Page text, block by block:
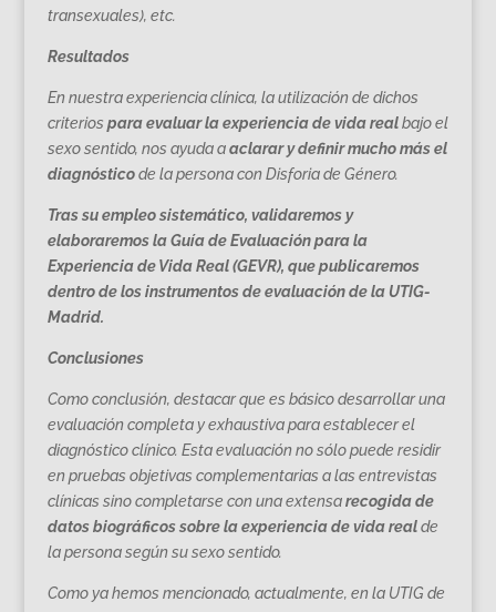
transexuales), etc.
Resultados
En nuestra experiencia clínica, la utilización de dichos
criterios para evaluar la experiencia de vida realbajo el
sexo sentido, nos ayuda aaclarar y definir mucho más el
diagnósticode la persona con Disforia de Género.
Tras su empleo sistemático, validaremos y
elaboraremos la Guía de Evaluación para la
Experiencia de Vida Real (GEVR), que publicaremos
dentro de los instrumentos de evaluación de la UTIG-
Madrid.
Conclusiones
Como conclusión, destacar que es básico desarrollar una
evaluación completa y exhaustiva para establecer el
diagnóstico clínico. Esta evaluación no sólo puede residir
en pruebas objetivas complementarias a las entrevistas
clínicas sino completarse con una extensarecogida de
datos biográficos sobre la experiencia de vida realde
la persona según su sexo sentido.
Como ya hemos mencionado, actualmente, en la UTIG de